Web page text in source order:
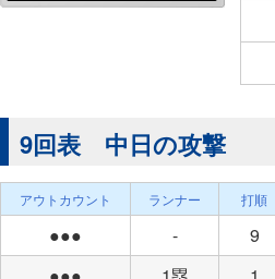
9回表 中日の攻撃
アウトカウント ランナー 打順
●●● - 9